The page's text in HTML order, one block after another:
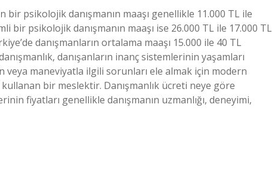
bir psikolojik danışmanın maaşı genellikle 11.000 TL ile
bir psikolojik danışmanın maaşı ise 26.000 TL ile 17.000 TL
danışmanların ortalama maaşı 15.000 ile 40 TL
danışanların inanç sistemlerinin yaşamları
veya maneviyatla ilgili sorunları ele almak için modern
bir meslektir. Danışmanlık ücreti neye göre
fiyatları genellikle danışmanın uzmanlığı, deneyimi,